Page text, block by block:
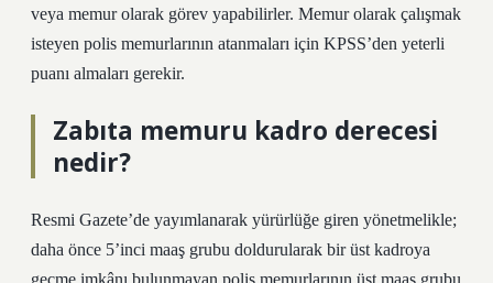
veya memur olarak görev yapabilirler. Memur olarak çalışmak
isteyen polis memurlarının atanmaları için KPSS’den yeterli
puanı almaları gerekir.
Zabıta memuru kadro derecesi
nedir?
Resmi Gazete’de yayımlanarak yürürlüğe giren yönetmelikle;
daha önce 5’inci maaş grubu doldurularak bir üst kadroya
geçme imkânı bulunmayan polis memurlarının üst maaş grubu